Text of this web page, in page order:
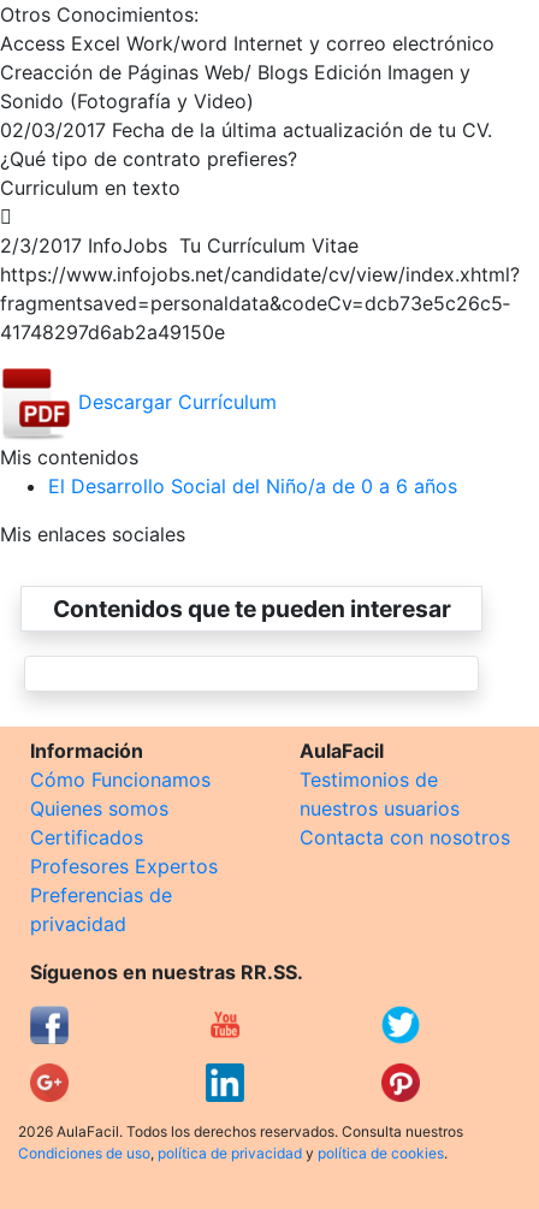
Otros Conocimientos:
Access Excel Work/word Internet y correo electrónico
Creacción de Páginas Web/ Blogs Edición Imagen y
Sonido (Fotografía y Video)
02/03/2017 Fecha de la última actualización de tu CV.
¿Qué tipo de contrato preﬁeres?
Curriculum en texto

2/3/2017 InfoJobs ­ Tu Currículum Vitae
https://www.infojobs.net/candidate/cv/view/index.xhtml?
fragment­saved=personal­data&codeCv=dcb73e5c­26c5­
4174­8297­d6ab2a49150e
Descargar Currículum
Mis contenidos
El Desarrollo Social del Niño/a de 0 a 6 años
Mis enlaces sociales
Contenidos que te pueden interesar
Información
Cómo Funcionamos
Quienes somos
Certificados
Profesores Expertos
Preferencias de
privacidad
AulaFacil
Testimonios de
nuestros usuarios
Contacta con nosotros
Síguenos en nuestras RR.SS.
2026 AulaFacil. Todos los derechos reservados. Consulta nuestros
Condiciones de uso, política de privacidad y política de cookies.